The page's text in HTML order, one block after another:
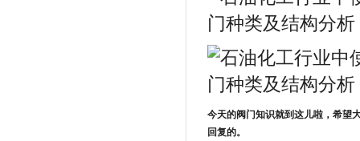
今天的阀门知识就到这儿啦，希望
回复的。